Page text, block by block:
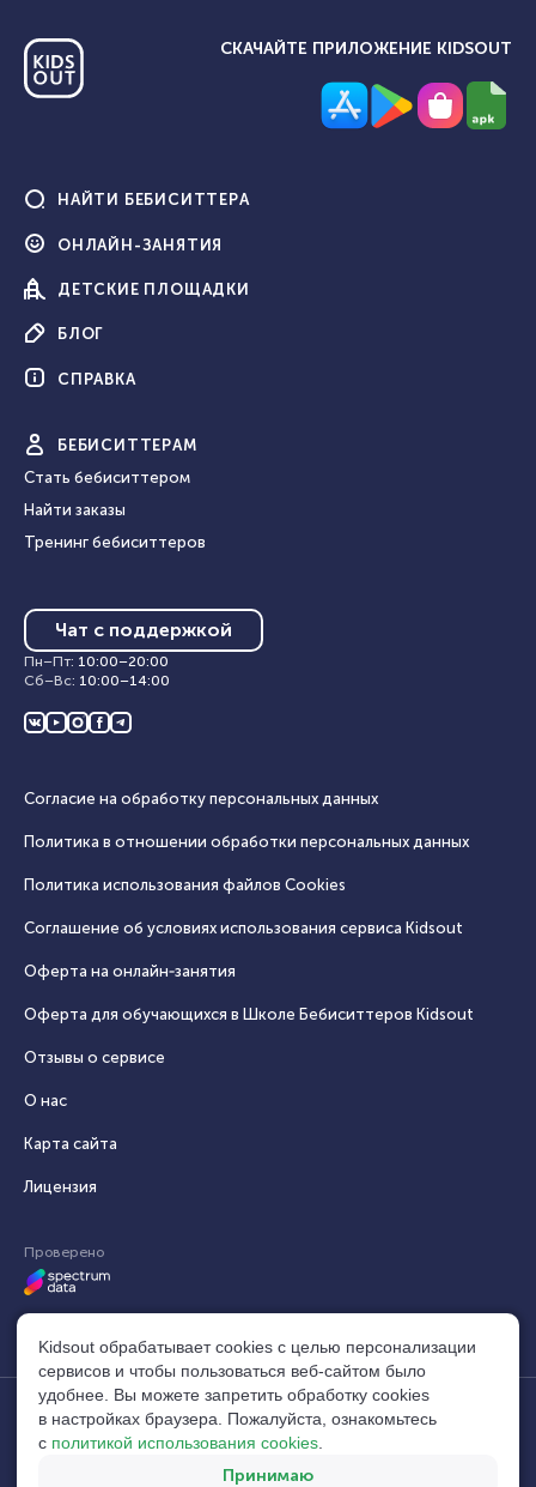
СКАЧАЙТЕ ПРИЛОЖЕНИЕ KIDSOUT
НАЙТИ БЕБИСИТТЕРА
ОНЛАЙН-ЗАНЯТИЯ
ДЕТСКИЕ ПЛОЩАДКИ
БЛОГ
СПРАВКА
БЕБИ СИТТЕРАМ
Стать бебиситтером
Найти заказы
Тренинг бебиситтеров
Чат с поддержкой
Пн–Пт: 10:00–20:00
Сб–Вс: 10:00–14:00
Согласие на обработку персональных данных
Политика в отношении обработки персональных данных
Политика использования файлов Cookies
Соглашение об условиях использования сервиса Кidsout
Оферта на онлайн‑занятия
Оферта для обучающихся в Школе Бебиситтеров Kidsout
Отзывы о сервисе
О нас
Карта сайта
Лицензия
Проверено
© 2014–2026, Кидсаут®. Все права защищены.
Свидетельство №1104534 (10.04.2025)
build:
Kidsout обрабатывает cookies с целью персонализации
сервисов и чтобы пользоваться веб-сайтом было
удобнее. Вы можете запретить обработку сookies
в настройках браузера. Пожалуйста, ознакомьтесь
с политикой использования cookies
Принимаю